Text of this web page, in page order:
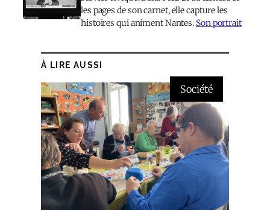
les pages de son carnet, elle capture les
histoires qui animent Nantes. Son portrait
À LIRE AUSSI
Société